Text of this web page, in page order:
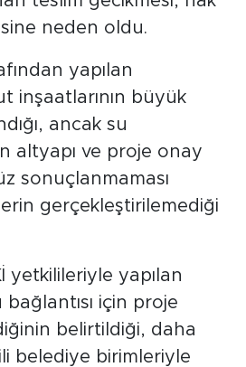
neden oldu.
yapılan
inşaatlarının büyük
ancak su
altyapı ve proje onay
sonuçlanmaması
gerçekleştirilemediği
yetkilileriyle yapılan
için proje
belirtildiği, daha
belediye birimleriyle